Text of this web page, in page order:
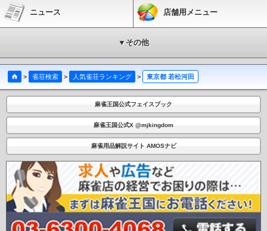
駅
青山一丁目駅 新大塚駅
駅
小川町駅 淡路町駅 霞ケ関駅 国会議事堂前駅 四谷三丁目駅
御苑前駅
新宿三丁目駅 西新宿駅 中野坂上駅 新中野駅 東高円寺駅
新高円寺
中野富士見町駅
駅
南砂町駅 西葛西駅 葛西駅 北綾瀬駅 千駄木駅 根津駅
駅
赤坂駅 乃木坂駅 平和台駅 氷川台駅 千川駅 要町駅 東池袋駅
目駅
護国寺駅 江戸川橋駅 麹町駅 桜田門駅 銀座一丁目駅 新富町駅
月島駅
神保町駅 水天宮前駅 清澄白河駅
駅
志茂駅 王子神谷駅 西ケ原駅 本駒込駅 東大前駅 六本木一丁目駅
麻布十番
雑司が谷駅 鬼子母神前駅
道駅
都庁前駅 新宿西口駅 若松河田駅 牛込柳町駅 牛込神楽坂駅 春日駅
新御
勝どき駅 築地市場駅 汐留駅
技場駅
西新宿五丁目駅 落合南長崎駅 新江古田駅 練馬春日町駅 光が丘駅
西馬
込駅
馬込駅 高輪台駅 三田駅 本所吾妻橋駅 芝公園駅
山駅
千石駅 西巣鴨駅 新板橋駅 板橋区役所前駅 板橋本町駅 本蓮沼駅
上駅
志村三丁目駅 蓮根駅 西台駅 高島平駅 新高島平駅 西高島平駅
曙橋駅
岩本町駅
浜町駅 菊川駅 西大島駅 大島駅 東大島駅 船堀駅 一之江駅
瑞江
篠崎駅 三ノ輪橋駅 荒川一中前駅 荒川区役所前駅 荒川二丁目駅
荒川七丁目
ニュース 店舗用メニュー
▼その他
> 雀荘検索 > 人気雀荘ランキング > 東京都 若松河田
麻雀王国公式フェイスブック
麻雀王国公式X @mjkingdom
麻雀用品解説サイト AMOSナビ